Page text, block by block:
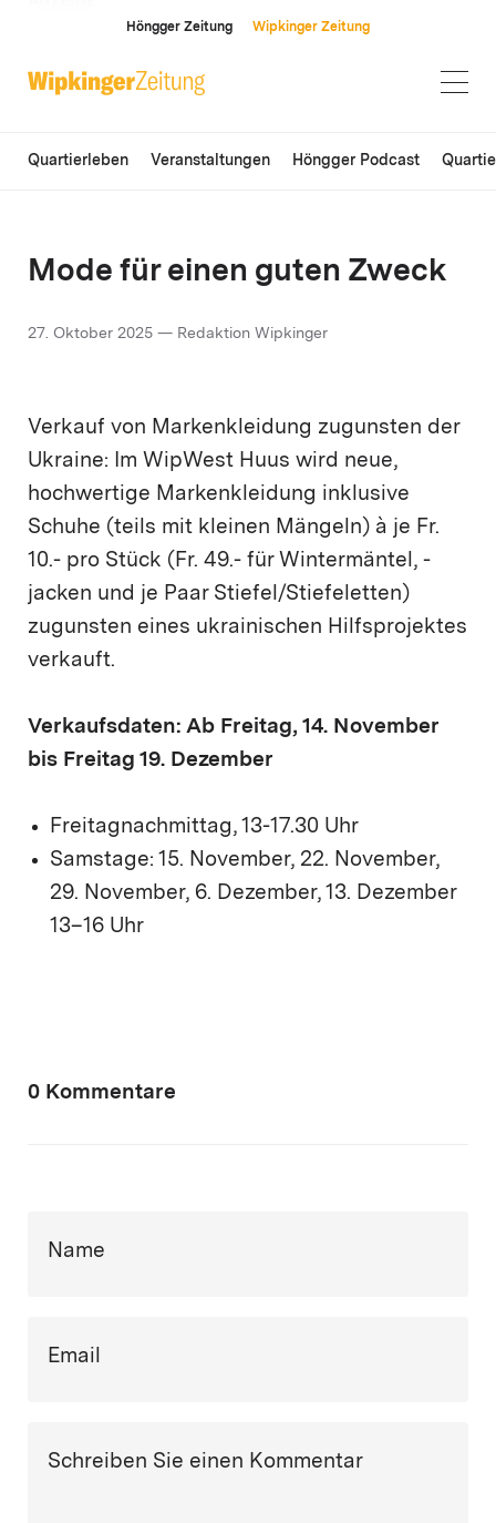
Höngger Zeitung Wipkinger Zeitung
Quartierleben Veranstaltungen Höngger Podcast
Mode für einen guten Zweck
27. Oktober 2025 — Redaktion Wipkinger
Verkauf von Markenkleidung zugunsten der
Ukraine: Im WipWest Huus wird neue,
hochwertige Markenkleidung inklusive
Schuhe (teils mit kleinen Mängeln) à je Fr.
10.- pro Stück (Fr. 49.- für Wintermäntel, -
jacken und je Paar Stiefel/Stiefeletten)
zugunsten eines ukrainischen Hilfsprojektes
verkauft.
Verkaufsdaten: Ab Freitag, 14. November
bis Freitag 19. Dezember
Freitagnachmittag, 13-17.30 Uhr
Samstage: 15. November, 22. November,
29. November, 6. Dezember, 13. Dezember
13–16 Uhr
0 Kommentare
Name
Email
Schreiben Sie einen Kommentar